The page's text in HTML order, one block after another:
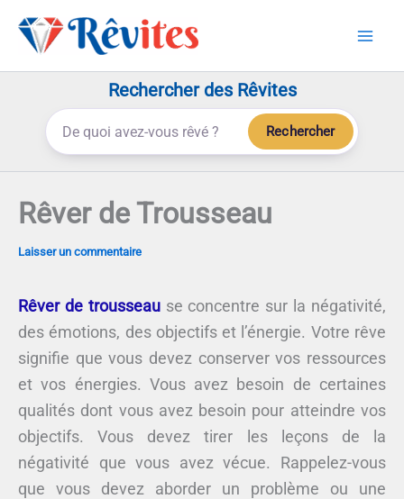
Rechercher des Rêvites
Rechercher
Rêver de Trousseau
Laisser un commentaire
Rêver de trousseause concentre sur la négativité,
des émotions, des objectifs et l’énergie. Votre rêve
signifie que vous devez conserver vos ressources
et vos énergies. Vous avez besoin de certaines
qualités dont vous avez besoin pour atteindre vos
objectifs. Vous devez tirer les leçons de la
négativité que vous avez vécue. Rappelez-vous
que vous devez aborder un problème ou une